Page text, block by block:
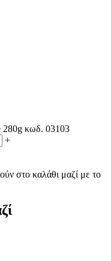
280g κωδ. 03103
+
στο καλάθι μαζί με το